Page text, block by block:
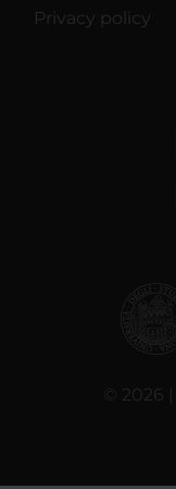
Privacy policy
© 2026